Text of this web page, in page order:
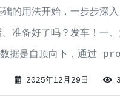
础的用法开始，一步步
准备好了吗？发车！
据是自顶向下，通过
2025年12月29日